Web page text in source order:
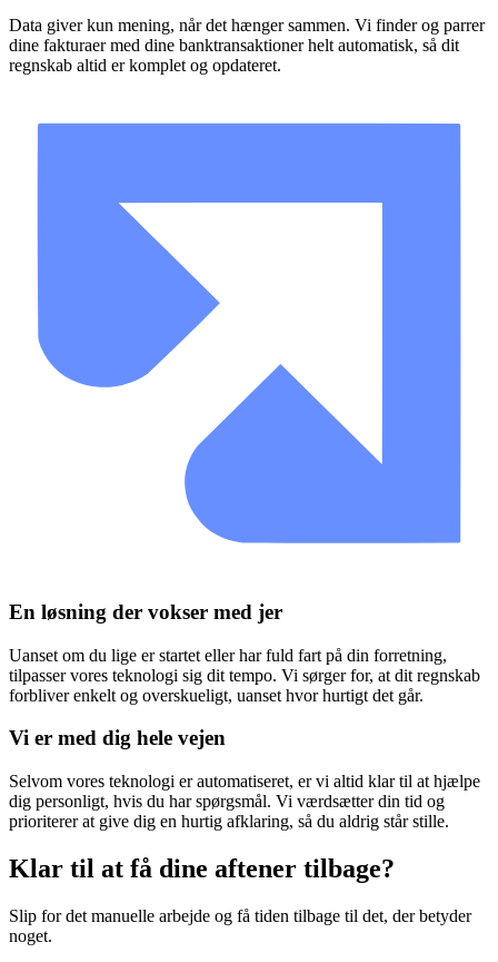
Data giver kun mening, når det hænger sammen. Vi finder og parrer
dine fakturaer med dine banktransaktioner helt automatisk, så dit
regnskab altid er komplet og opdateret.
En løsning der vokser med jer
Uanset om du lige er startet eller har fuld fart på din forretning,
tilpasser vores teknologi sig dit tempo. Vi sørger for, at dit regnskab
forbliver enkelt og overskueligt, uanset hvor hurtigt det går.
Vi er med dig hele vejen
Selvom vores teknologi er automatiseret, er vi altid klar til at hjælpe
dig personligt, hvis du har spørgsmål. Vi værdsætter din tid og
prioriterer at give dig en hurtig afklaring, så du aldrig står stille.
Klar til at få dine aftener tilbage?
Slip for det manuelle arbejde og få tiden tilbage til det, der betyder
noget.